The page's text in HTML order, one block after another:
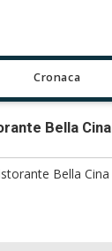
Cronaca
Bella Cina
Bella Cina